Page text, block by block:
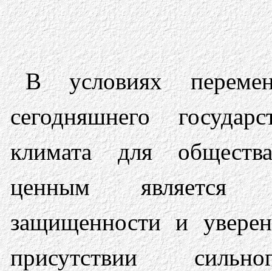
В условиях
сегодняшнего
климата для
ценным является
защищенности и
присутствии